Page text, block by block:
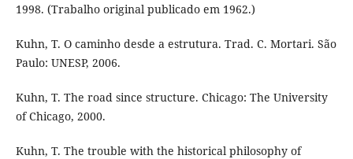
1998. (Trabalho original publicado em 1962.)
Kuhn, T. O caminho desde a estrutura. Trad. C. Mortari. São
Paulo: UNESP, 2006.
Kuhn, T. The road since structure. Chicago: The University
of Chicago, 2000.
Kuhn, T. The trouble with the historical philosophy of